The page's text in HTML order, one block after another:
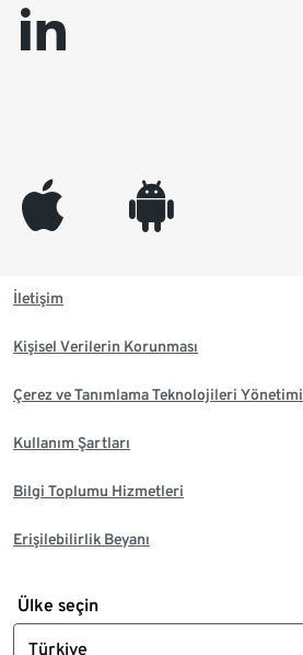
linkedin
appleinc android
İletişim
Kişisel Verilerin Korunması
Çerez ve Tanımlama Teknolojileri Yönetimi
Kullanım Şartları
Bilgi Toplumu Hizmetleri
Erişilebilirlik Beyanı
Ülke seçin
Türkiye